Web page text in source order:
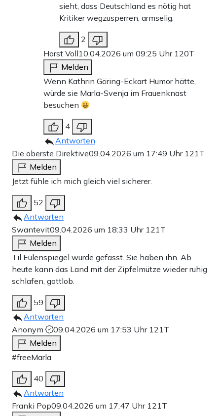
sieht, dass Deutschland es nötig hat
Kritiker wegzusperren, armselig.
2
Horst Voll10.04.2026 um 09:25 Uhr 120T
Melden
Wenn Kathrin Göring-Eckart Humor hätte,
würde sie Marla-Svenja im Frauenknast
besuchen
4
Antworten
Die oberste Direktive09.04.2026 um 17:49 Uhr 121T
Melden
Jetzt fühle ich mich gleich viel sicherer.
52
Antworten
Swantevit09.04.2026 um 18:33 Uhr 121T
Melden
Til Eulenspiegel wurde gefasst. Sie haben ihn. Ab
heute kann das Land mit der Zipfelmütze wieder ruhig
schlafen, gottlob.
59
Antworten
Anonym
09.04.2026 um 17:53 Uhr 121T
Melden
#freeMarla
40
Antworten
Franki Pop09.04.2026 um 17:47 Uhr 121T